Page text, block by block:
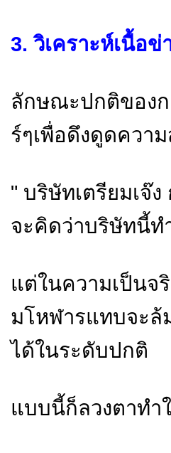
3. วิเคราะห์เนื้อข่
ลักษณะปกติของก
ร์ๆเพื่อดึงดูดควา
" บริษัทเตรียมเจ๊
จะคิดว่าบริษัทนี้ท
แต่ในความเป็นจ
มโหฬารแทบจะ
ได้ในระดับปกติ
แบบนี้ก็ลวงตาทำ